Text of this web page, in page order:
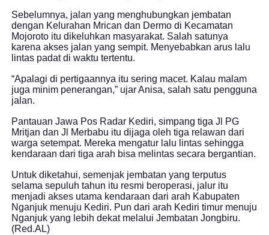
Sebelumnya, jalan yang menghubungkan jembatan
dengan Kelurahan Mrican dan Dermo di Kecamatan
Mojoroto itu dikeluhkan masyarakat. Salah satunya
karena akses jalan yang sempit. Menyebabkan arus lalu
lintas padat di waktu tertentu.
“Apalagi di pertigaannya itu sering macet. Kalau malam
juga minim penerangan,” ujar Anisa, salah satu pengguna
jalan.
Pantauan Jawa Pos Radar Kediri, simpang tiga Jl PG
Mritjan dan Jl Merbabu itu dijaga oleh tiga relawan dari
warga setempat. Mereka mengatur lalu lintas sehingga
kendaraan dari tiga arah bisa melintas secara bergantian.
Untuk diketahui, semenjak jembatan yang terputus
selama sepuluh tahun itu resmi beroperasi, jalur itu
menjadi akses utama kendaraan dari arah Kabupaten
Nganjuk menuju Kediri. Pun dari arah Kediri timur menuju
Nganjuk yang lebih dekat melalui Jembatan Jongbiru.
(Red.AL)